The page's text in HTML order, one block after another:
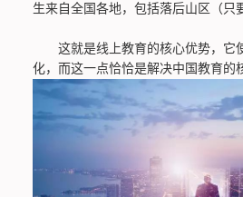
生来自全国各地，包括落后山区（只
这就是线上教育的核心优势，它
化，而这一点恰恰是解决中国教育的